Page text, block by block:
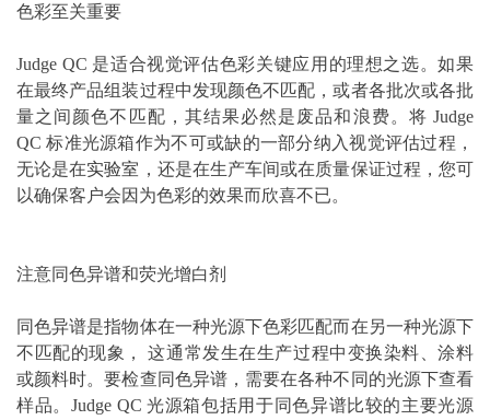
色彩至关重要
Judge QC 是适合视觉评估色彩关键应用的理想之选。如果
在最终产品组装过程中发现颜色不匹配，或者各批次或各批
量之间颜色不匹配，其结果必然是废品和浪费。将 Judge
QC 标准光源箱作为不可或缺的一部分纳入视觉评估过程，
无论是在实验室 ，还是在生产车间或在质量保证过程，您可
以确保客户会因为色彩的效果而欣喜不已。
注意同色异谱和荧光增白剂
同色异谱是指物体在一种光源下色彩匹配而在另一种光源下
不匹配的现象， 这通常发生在生产过程中变换染料、涂料
或颜料时。要检查同色异谱，需要在各种不同的光源下查看
样品。Judge QC 光源箱包括用于同色异谱比较的主要光源